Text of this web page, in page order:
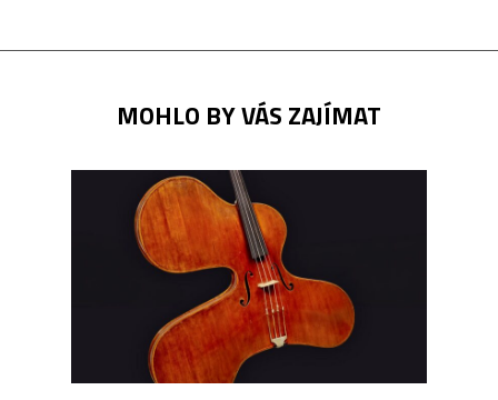
MOHLO BY VÁS ZAJÍMAT